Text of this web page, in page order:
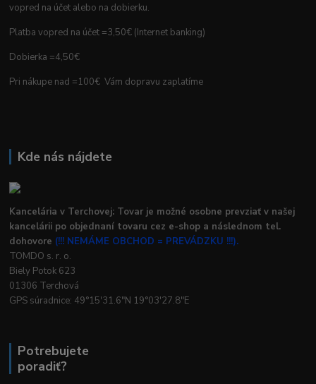
vopred na účet alebo na dobierku.
Platba vopred na účet =3,50€ (Internet banking)
Dobierka =4,50€
Pri nákupe nad =100€ Vám dopravu zaplatíme
Kde nás nájdete
Kancelária v Terchovej: Tovar je možné osobne prevziať v našej
kancelárii po objednaní tovaru cez e-shop a následnom tel.
dohovore (!!! NEMÁME OBCHOD = PREVÁDZKU !!!).
TOMDO s. r. o.
Biely Potok 623
01306 Terchová
GPS súradnice: 49°15'31.6"N 19°03'27.8"E
Potrebujete
poradiť?